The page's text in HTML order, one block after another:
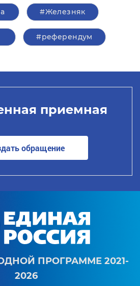
#Железняк
#референдум
приемная
обращение
ПРОГРАММЕ 2021-
2026